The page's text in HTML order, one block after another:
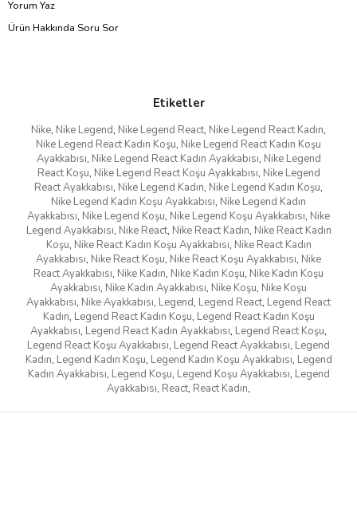
Yorum Yaz
Ürün Hakkında Soru Sor
Etiketler
Nike, Nike Legend, Nike Legend React, Nike Legend React Kadın,
Nike Legend React Kadın Koşu, Nike Legend React Kadın Koşu
Ayakkabısı, Nike Legend React Kadın Ayakkabısı, Nike Legend
React Koşu, Nike Legend React Koşu Ayakkabısı, Nike Legend
React Ayakkabısı, Nike Legend Kadın, Nike Legend Kadın Koşu,
Nike Legend Kadın Koşu Ayakkabısı, Nike Legend Kadın
Ayakkabısı, Nike Legend Koşu, Nike Legend Koşu Ayakkabısı, Nike
Legend Ayakkabısı, Nike React, Nike React Kadın, Nike React Kadın
Koşu, Nike React Kadın Koşu Ayakkabısı, Nike React Kadın
Ayakkabısı, Nike React Koşu, Nike React Koşu Ayakkabısı, Nike
React Ayakkabısı, Nike Kadın, Nike Kadın Koşu, Nike Kadın Koşu
Ayakkabısı, Nike Kadın Ayakkabısı, Nike Koşu, Nike Koşu
Ayakkabısı, Nike Ayakkabısı, Legend, Legend React, Legend React
Kadın, Legend React Kadın Koşu, Legend React Kadın Koşu
Ayakkabısı, Legend React Kadın Ayakkabısı, Legend React Koşu,
Legend React Koşu Ayakkabısı, Legend React Ayakkabısı, Legend
Kadın, Legend Kadın Koşu, Legend Kadın Koşu Ayakkabısı, Legend
Kadın Ayakkabısı, Legend Koşu, Legend Koşu Ayakkabısı, Legend
Ayakkabısı, React, React Kadın,